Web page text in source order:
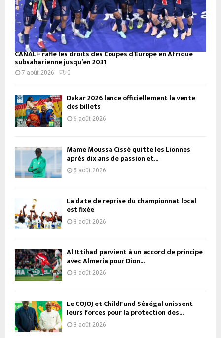
CANAL+ rafle les droits des Coupes d’Europe en Afrique
subsaharienne jusqu’en 2031
7 août 2026 0
Dakar 2026 lance officiellement la vente
des billets
6 août 2026
Mame Moussa Cissé quitte les Lionnes
après dix ans de passion et...
5 août 2026
La date de reprise du championnat local
est fixée
3 août 2026
Al Ittihad parvient à un accord de principe
avec Almería pour Dion...
3 août 2026
Le COJOJ et ChildFund Sénégal unissent
leurs forces pour la protection des...
3 août 2026